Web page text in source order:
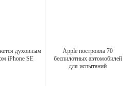
духовным
iPhone SE
Apple построила 70
беспилотных автомобилей
для испытаний